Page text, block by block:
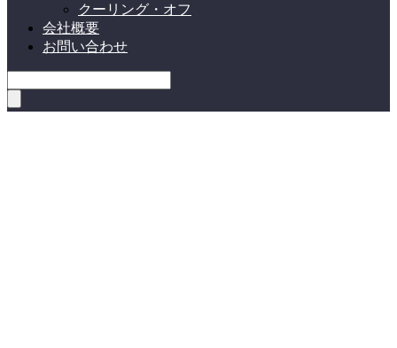
クーリング・オフ
会社概要
お問い合わせ